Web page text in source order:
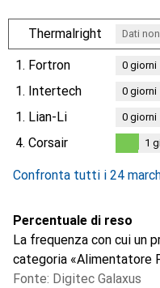
Thermalright Dati
1. Fortron 0giorni
1. Intertech 0giorni
1. Lian-Li 0giorni
4. Corsair 1
Confronta tutti i 24
Percentuale di reso
La frequenza con cui un
categoria «Alimentatore
Fonte: Digitec Galaxus